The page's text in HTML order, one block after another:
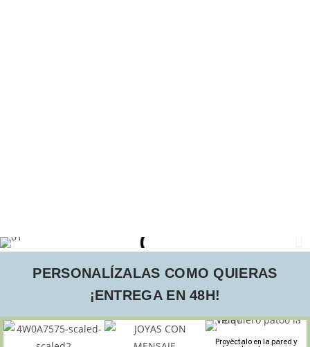
PERSONALÍZALAS COMO QUIERAS
¡ENTREGA EN 48H!
Proyéctalo en la pared y